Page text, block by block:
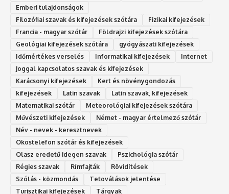
Emberi tulajdonságok
Filozófiai szavak és kifejezések szótára
Fizikai kifejezések
Francia - magyar szótár
Földrajzi kifejezések szótára
Geológiai kifejezések szótára
gyógyászati kifejezések
Időmértékes verselés
Informatikai kifejezések
Internet
Joggal kapcsolatos szavak és kifejezések
Karácsonyi kifejezések
Kert és növénygondozás
kifejezések
Latin szavak
Latin szavak, kifejezések
Matematikai szótár
Meteorológiai kifejezések szótára
Művészeti kifejezések
Német - magyar értelmező szótár
Név - nevek - keresztnevek
Okostelefon szótár és kifejezések
Olasz eredetű idegen szavak
Ps‮gólohciz‬ia s‮átóz‬r
Régies szavak
Rímfajták
Rövidítések
Szólás - közmondás
Tetoválások jelentése
Turisztikai kifejezések
Tárgyak